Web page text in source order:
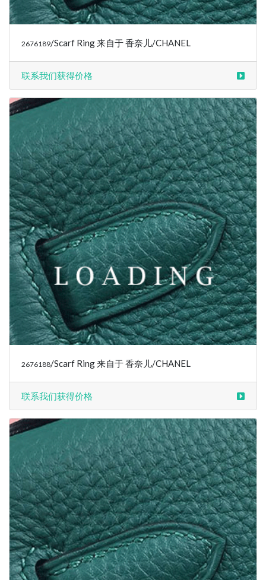
2676189/Scarf Ring 来自于 香奈儿/CHANEL
联系我们获得价格
2676188/Scarf Ring 来自于 香奈儿/CHANEL
联系我们获得价格